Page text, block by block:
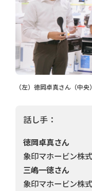
（左）徳岡卓真さん（中
話し手：
徳岡卓真さん
象印マホービン株
三嶋一徳さん
象印マホービン株